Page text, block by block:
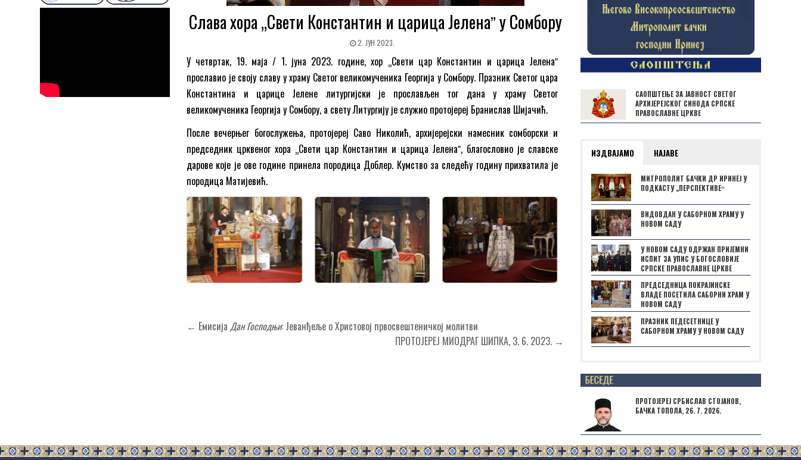
Слава хора „Свети Константин и царица Јеленаˮ у Сомбору
2. ЈУН 2023.
У четвртак, 19. маја / 1. јуна 2023. године, хор „Свети цар Константин и царица Јеленаˮ
прославио је своју славу у храму Светог великомученика Георгија у Сомбору. Празник Светог цара
Константина и царице Јелене литургијски је прослављен тог дана у храму Светог
великомученика Георгија у Сомбору, а свету Литургију је служио протојереј Бранислав Шијачић.
После вечерњег богослужења, протојереј Саво Николић, архијерејски намесник сомборски и
председник црквеног хора „Свети цар Константин и царица Јеленаˮ, благословио је славске
дарове које је ове године принела породица Доблер. Кумство за следећу годину прихватила је
породица Матијевић.
Кретање
← ЕмисијаДан Господњи: Јеванђеље о Христовој првосвештеничкој молитви
ПРОТОЈЕРЕЈ МИОДРАГ ШИПКА, 3. 6. 2023. →
САОПШТЕЊЕ ЗА ЈАВНОСТ СВЕТОГ
АРХИЈЕРЕЈСКОГ СИНОДА СРПСКЕ
ПРАВОСЛАВНЕ ЦРКВЕ
ИЗДВАЈАМО НАЈАВЕ
МИТРОПОЛИТ БАЧКИ ДР ИРИНЕЈ У
ПОДКАСТУ „ПЕРСПЕКТИВЕˮ
ВИДОВДАН У САБОРНОМ ХРАМУ У
НОВОМ САДУ
У НОВОМ САДУ ОДРЖАН ПРИЈЕМНИ
ИСПИТ ЗА УПИС У БОГОСЛОВИЈЕ
СРПСКЕ ПРАВОСЛАВНЕ ЦРКВЕ
ПРЕДСЕДНИЦА ПОКРАЈИНСКЕ
ВЛАДЕ ПОСЕТИЛА САБОРНИ ХРАМ У
НОВОМ САДУ
ПРАЗНИК ПЕДЕСЕТНИЦЕ У
САБОРНОМ ХРАМУ У НОВОМ САДУ
Posts not found
ПРОТОЈЕРЕЈ СРБИСЛАВ СТОЈАНОВ,
БАЧКА ТОПОЛА, 26. 7. 2026.